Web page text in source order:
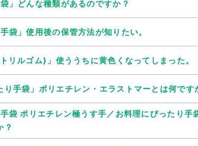
」どんな種類があるのですか？
袋」使用後の保管方法が知りたい。
リルゴム)」使ううちに黄色くなってしまった。
り手袋」ポリエチレン・エラストマーとは何で
袋 ポリエチレン極うす手／お料理にぴったり
？